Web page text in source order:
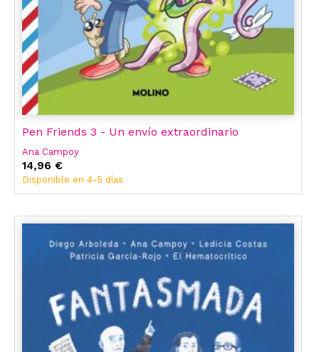
Pen Friends 3 - Un envío extraordinario
Ana Campoy
14,96 €
Disponible en 4-5 días